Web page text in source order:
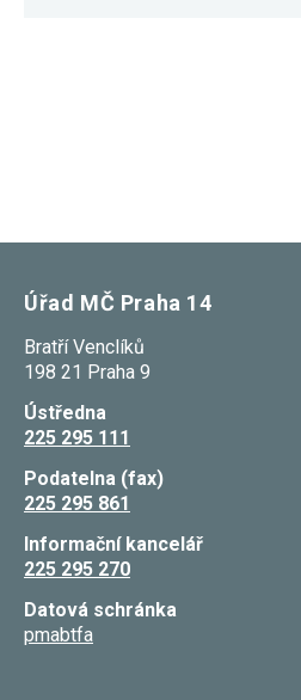
Úřad MČ Praha 14
Bratří Venclíků
198 21 Praha 9
Ústředna
225 295 111
Podatelna (fax)
225 295 861
Informační kancelář
225 295 270
Datová schránka
pmabtfa